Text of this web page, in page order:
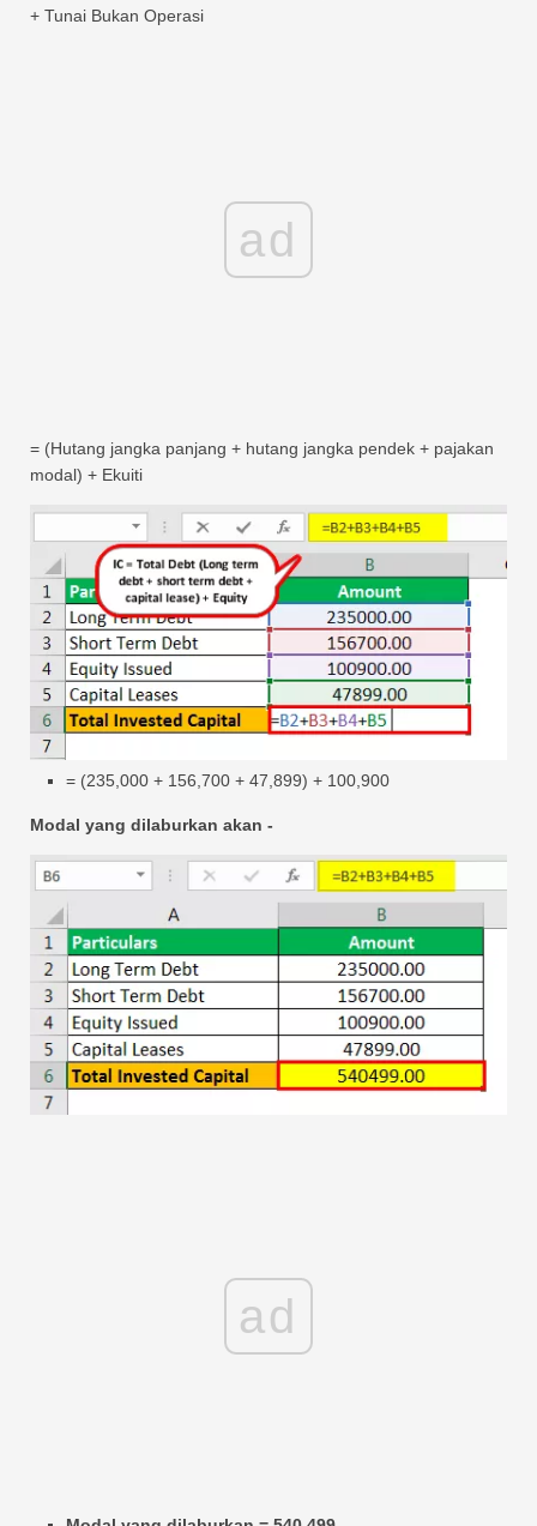
+ Tunai Bukan Operasi
ad
= (Hutang jangka panjang + hutang jangka pendek + pajakan
modal) + Ekuiti
= (235,000 + 156,700 + 47,899) + 100,900
Modal yang dilaburkan akan -
ad